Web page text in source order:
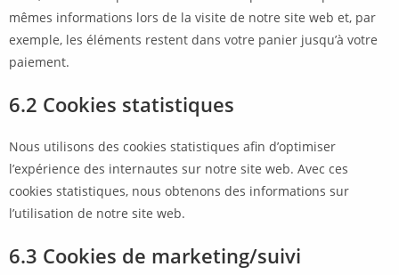
mêmes informations lors de la visite de notre site web et, par
exemple, les éléments restent dans votre panier jusqu’à votre
paiement.
6.2 Cookies statistiques
Nous utilisons des cookies statistiques afin d’optimiser
l’expérience des internautes sur notre site web. Avec ces
cookies statistiques, nous obtenons des informations sur
l’utilisation de notre site web.
6.3 Cookies de marketing/suivi